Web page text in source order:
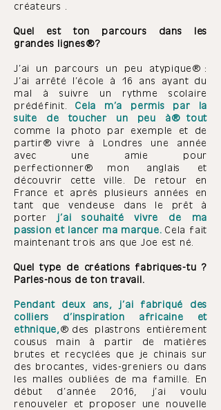
créateurs .
Quel est ton parcours dans les
grandes lignes ?
J’ai un parcours un peu atypique :
J’ai arrêté l’école à 16 ans ayant du
mal à suivre un rythme scolaire
prédéfinit.Cela m’a permis par la
suite de toucher un peu à tout
comme la photo par exemple et de
partir vivre à Londres une année
avec une amie pour
perfectionner mon anglais et
découvrir cette ville. De retour en
France et après plusieurs années en
tant que vendeuse dans le prêt à
porter j’ai souhaité vivre de ma
passion et lancer ma marque. Cela fait
maintenant trois ans que Joe est né.
Quel type de créations fabriques-tu ?
Parles-nous de ton travail.
Pendant deux ans, j’ai fabriqué des
colliers d’inspiration africaine et
ethnique,des plastrons entièrement
cousus main à partir de matières
brutes et recyclées que je chinais sur
des brocantes, vides-greniers ou dans
les malles oubliées de ma famille. En
début d’année 2016, j’ai voulu
renouveler et proposer une nouvelle